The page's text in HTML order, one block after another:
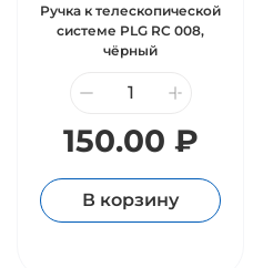
Ручка к телескопической
системе PLG RC 008,
чёрный
150.00 ₽
В корзину